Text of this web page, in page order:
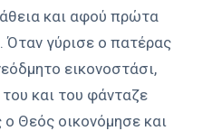
και αφού πρώτα
Όταν γύρισε ο πατέρας
εικονοστάσι,
και του φάνταζε
Θεός οικονόμησε και